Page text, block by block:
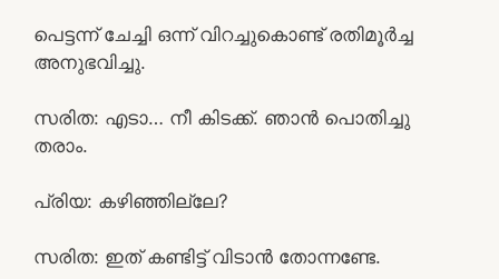
പെട്ടന്ന് ചേച്ചി ഒന്ന് വിറച്ചുകൊണ്ട് രതിമൂർച്ച
അനുഭവിച്ചു.
സരിത: എടാ… നീ കിടക്ക്. ഞാൻ പൊതിച്ചു
തരാം.
പ്രിയ: കഴിഞ്ഞില്ലേ?
സരിത: ഇത് കണ്ടിട്ട് വിടാൻ തോന്നണ്ടേ.